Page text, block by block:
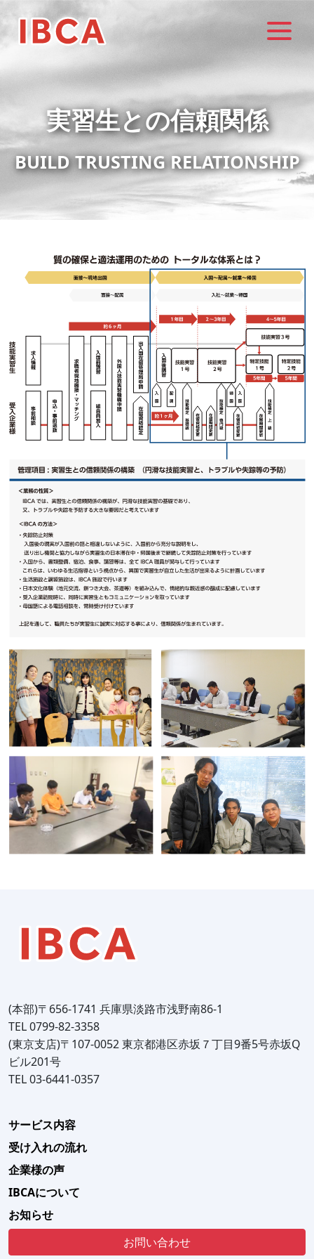
実習生との信頼関係
BUILD TRUSTING RELATIONSHIP
(本部)〒656-1741 兵庫県淡路市浅野南86-1
TEL 0799-82-3358
(東京支店)〒107-0052 東京都港区赤坂７丁目9番5号赤坂Q
ビル201号
TEL 03-6441-0357
サービス内容
受け入れの流れ
企業様の声
IBCAについて
お知らせ
お問い合わせ